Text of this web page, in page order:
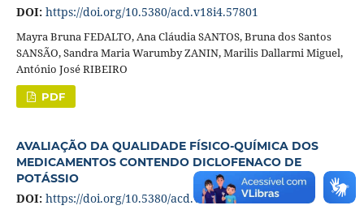
DOI: https://doi.org/10.5380/acd.v18i4.57801
Mayra Bruna FEDALTO, Ana Cláudia SANTOS, Bruna dos Santos
SANSÃO, Sandra Maria Warumby ZANIN, Marilis Dallarmi Miguel,
António José RIBEIRO
PDF
AVALIAÇÃO DA QUALIDADE FÍSICO-QUÍMICA DOS
MEDICAMENTOS CONTENDO DICLOFENACO DE
POTÁSSIO
DOI: https://doi.org/10.5380/acd.v18i4.55959